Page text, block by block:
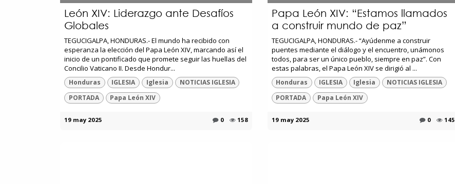
León XIV: Liderazgo ante Desafíos
Globales
TEGUCIGALPA, HONDURAS.- El mundo ha recibido con
esperanza la elección del Papa León XIV, marcando así el
inicio de un pontificado que promete seguir las huellas del
Concilio Vaticano II. Desde Hondur...
Honduras IGLESIA Iglesia
NOTICIAS IGLESIA
PORTADA
Papa León XIV
19 may 2025 0 158
Papa León XIV: “Estamos llamados
a construir mundo de paz”
TEGUCIGALPA, HONDURAS.- “Ayúdenme a construir
puentes mediante el diálogo y el encuentro, unámonos
todos, para ser un único pueblo, siempre en paz”. Con
estas palabras, el Papa León XIV se dirigió al ...
Honduras IGLESIA Iglesia
NOTICIAS IGLESIA
PORTADA
Papa León XIV
19 may 2025 0 145